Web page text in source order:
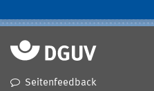
Seitenfeedback